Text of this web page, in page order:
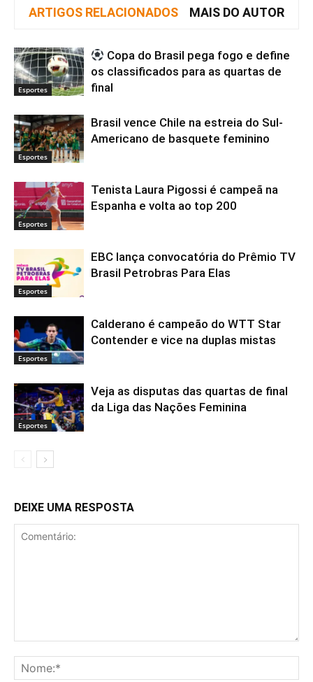
ARTIGOS RELACIONADOS MAIS DO AUTOR
Esportes
Copa do Brasil pega fogo e define
os classificados para as quartas de
final
Esportes
Brasil vence Chile na estreia do Sul-
Americano de basquete feminino
Esportes
Tenista Laura Pigossi é campeã na
Espanha e volta ao top 200
Esportes
EBC lança convocatória do Prêmio TV
Brasil Petrobras Para Elas
Esportes
Calderano é campeão do WTT Star
Contender e vice na duplas mistas
Esportes
Veja as disputas das quartas de final
da Liga das Nações Feminina
DEIXE UMA RESPOSTA